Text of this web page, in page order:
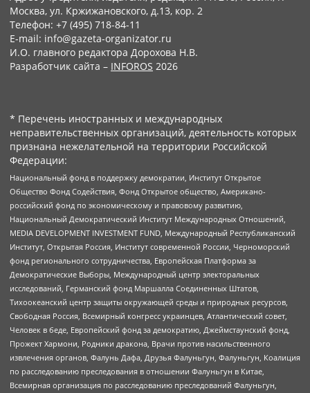
Москва, ул. Кржижановского, д.13, кор. 2
Телефон: +7 (495) 718-84-11
E-mail: info@gazeta-organizator.ru
И.О. главного редактора Дорохова Н.В.
Разработчик сайта – INFOROS 2026
* Перечень иностранных и международных
неправительственных организаций, деятельность которых
признана нежелательной на территории Российской
Федерации:
Национальный фонд в поддержку демократии, Институт Открытое
Общество Фонд Содействия, Фонд Открытое общество, Американо-
российский фонд по экономическому и правовому развитию,
Национальный Демократический Институт Международных Отношений,
MEDIA DEVELOPMENT INVESTMENT FUND, Международный Республиканский
Институт, Открытая Россия, Институт современной России, Черноморский
фонд регионального сотрудничества, Европейская Платформа за
Демократические Выборы, Международный центр электоральных
исследований, Германский фонд Маршалла Соединенных Штатов,
Тихоокеанский центр защиты окружающей среды и природных ресурсов,
Свободная Россия, Всемирный конгресс украинцев, Атлантический совет,
Человек в беде, Европейский фонд за демократию, Джеймстаунский фонд,
Прожект Хармони, Родники дракона, Врачи против насильственного
извлечения органов, Фалунь Дафа, Друзья Фалуньгун, Фалуньгун, Коалиция
по расследованию преследования в отношении Фалуньгун в Китае,
Всемирная организация по расследованию преследований Фалуньгун,